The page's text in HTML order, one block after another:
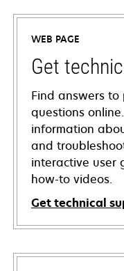
WEB PAGE
Get
Find answers
questions
information
and
interactive user
how-to videos.
Get technical
opens
in